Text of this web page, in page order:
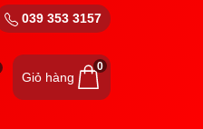
039 353 3157
Giỏ hàng
0